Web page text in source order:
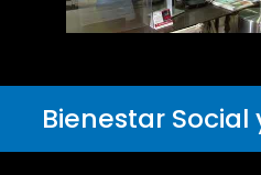
Bienestar Social